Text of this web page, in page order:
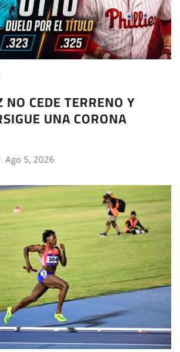
CEDE TERRENO Y
UNA CORONA
Ago 5, 2026